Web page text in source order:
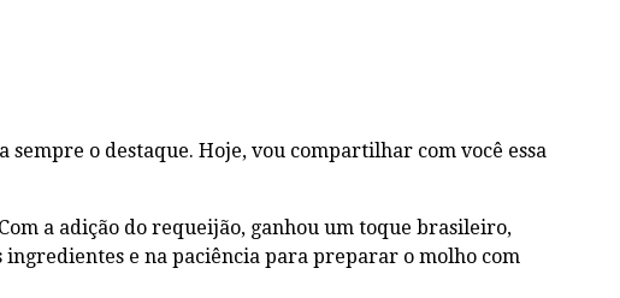
sempre o destaque. Hoje, vou compartilhar com você essa
a adição do requeijão, ganhou um toque brasileiro,
ingredientes e na paciência para preparar o molho com